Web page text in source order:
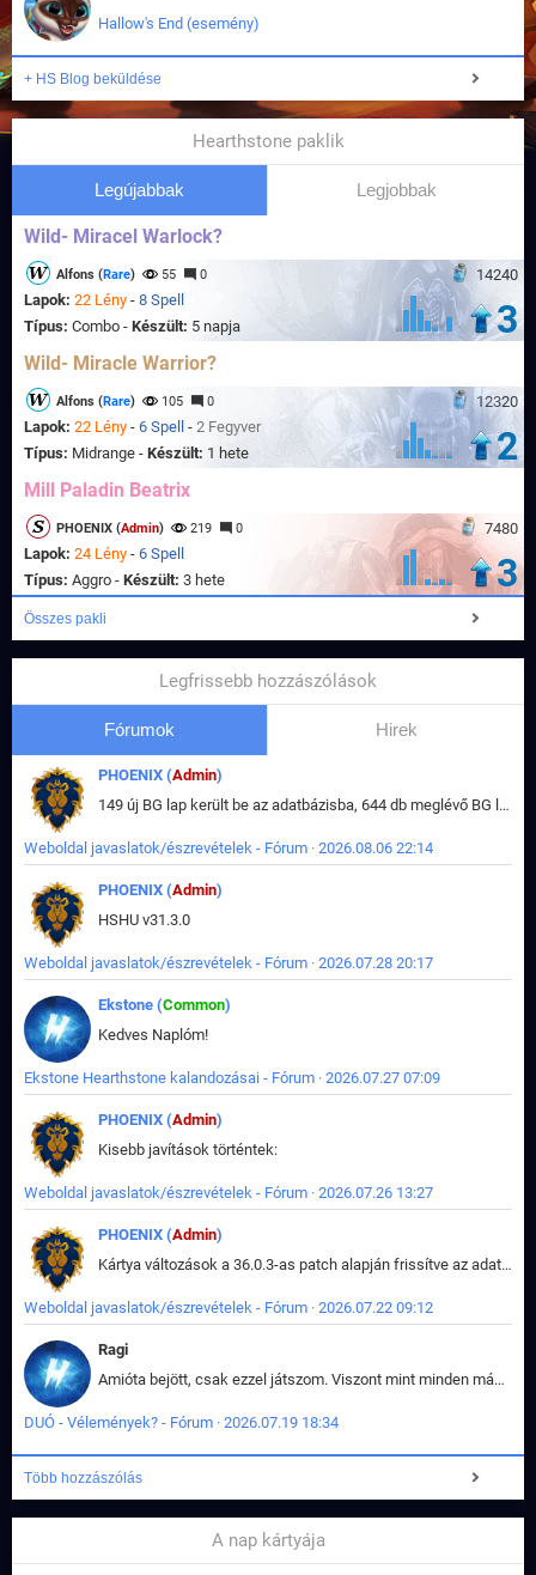
Hallow's End (esemény)
+ HS Blog beküldése
Hearthstone paklik
Legújabbak Legjobbak
Wild- Miracel Warlock?
14240
Alfons (Rare) 55 0
Lapok: 22 Lény - 8 Spell
Típus: Combo - Készült: 5 napja 3
Wild- Miracle Warrior?
12320
Alfons (Rare) 105 0
Lapok: 22 Lény - 6 Spell - 2 Fegyver
Típus: Midrange - Készült: 1 hete 2
Mill Paladin Beatrix
7480
PHOENIX (Admin) 219 0
Lapok: 24 Lény - 6 Spell
Típus: Aggro - Készült: 3 hete 3
Összes pakli
Legfrissebb hozzászólások
Fórumok Hirek
PHOENIX (Admin)
149 új BG lap került be az adatbázisba, 644 db meglévő BG lap módosult, bekerültek az új képek a megváltozott lapokhoz is.
Weboldal javaslatok/észrevételek - Fórum · 2026.08.06 22:14
PHOENIX (Admin)
HSHU v31.3.0
Weboldal javaslatok/észrevételek - Fórum · 2026.07.28 20:17
Ekstone (Common)
Kedves Naplóm!
Ekstone Hearthstone kalandozásai - Fórum · 2026.07.27 07:09
PHOENIX (Admin)
Kisebb javítások történtek:
Weboldal javaslatok/észrevételek - Fórum · 2026.07.26 13:27
PHOENIX (Admin)
Kártya változások a 36.0.3-as patch alapján frissítve az adatbázisban (képek is cserélve).
Weboldal javaslatok/észrevételek - Fórum · 2026.07.22 09:12
Ragi
Amióta bejött, csak ezzel játszom. Viszont mint minden más - akár az alapjáték is, ez is baromira összetett lett. Néha már pár kör után is esélytelen az egész. Vagy irreállisan túltápol valaki, vagy lelép a partner, vagy csak hülye mint a segg. És amikor eljönne az én időm, na akkor jön el mindenki másé is. Engem jobban érdekelne, hogy ki milyen ratingen szokott játszani. Na ez lenne egy érdekes adat.
DUÓ - Vélemények? - Fórum · 2026.07.19 18:34
Több hozzászólás
A nap kártyája